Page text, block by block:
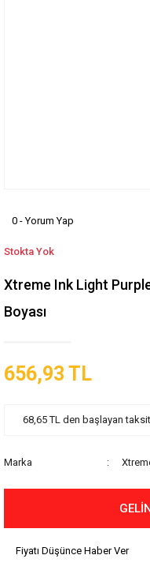
0 - Yorum Yap
Stokta Yok
Xtreme Ink Light
Boyası
656,93 TL
68,65 TL den başlayan
Marka
Fiyatı Düşünce Haber Ver